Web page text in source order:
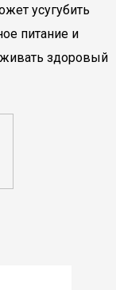
усугубить
питание и
здоровый